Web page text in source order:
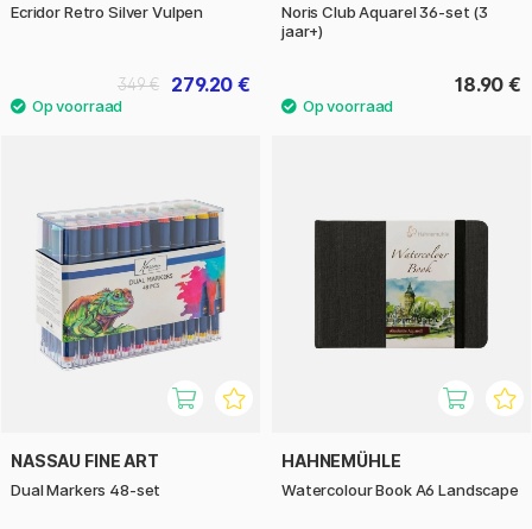
Ecridor Retro Silver Vulpen
279.20 €
349 €
Noris Club Aquarel 36-set (3
jaar+)
18.90 €
NASSAU FINE ART
Dual Markers 48-set
HAHNEMÜHLE
Watercolour Book A6 Landscape